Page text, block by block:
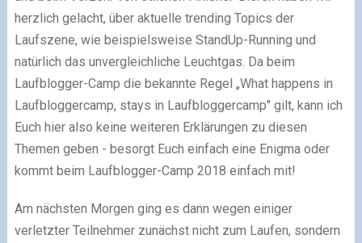
herzlich gelacht, über aktuelle trending Topics der
Laufszene, wie beispielsweise StandUp-Running und
natürlich das unvergleichliche Leuchtgas. Da beim
Laufblogger-Camp die bekannte Regel „What happens in
Laufbloggercamp, stays in Laufbloggercamp" gilt, kann ich
Euch hier also keine weiteren Erklärungen zu diesen
Themen geben - besorgt Euch einfach eine Enigma oder
kommt beim Laufblogger-Camp 2018 einfach mit!
Am nächsten Morgen ging es dann wegen einiger
verletzter Teilnehmer zunächst nicht zum Laufen, sondern